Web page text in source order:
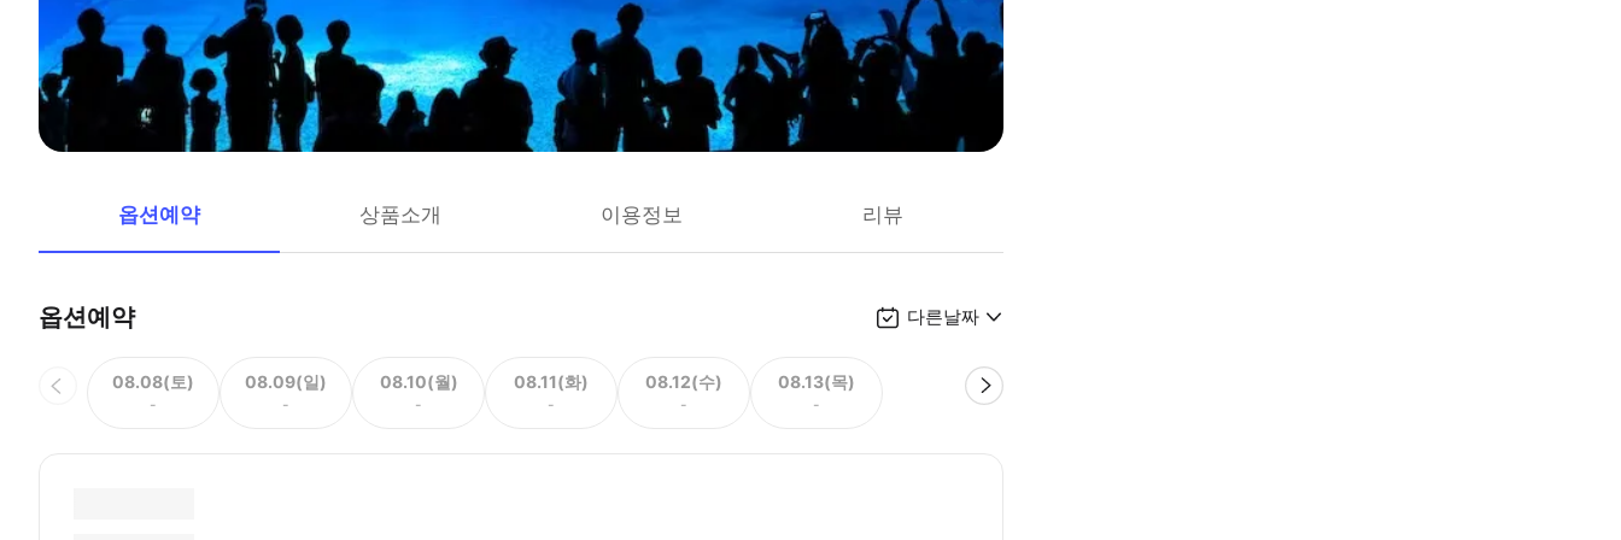
옵션예약 상품소개 이용정보 리뷰
옵션예약 다른날짜
08.08(토)
-
08.09(일)
-
08.10(월)
-
08.11(화)
-
08.12(수)
-
08.13(목)
-